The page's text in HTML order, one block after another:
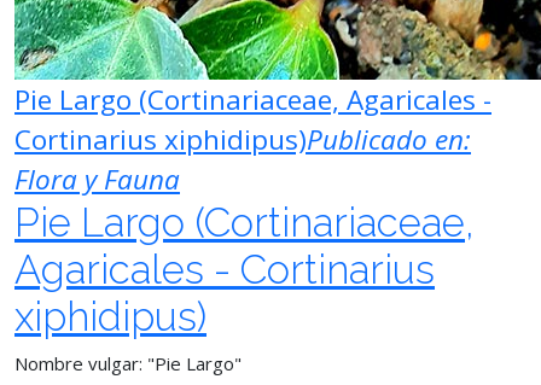
Pie Largo (Cortinariaceae, Agaricales -
Cortinarius xiphidipus)Publicado en:
Flora y Fauna
Pie Largo (Cortinariaceae,
Agaricales - Cortinarius
xiphidipus)
Nombre vulgar: "Pie Largo"